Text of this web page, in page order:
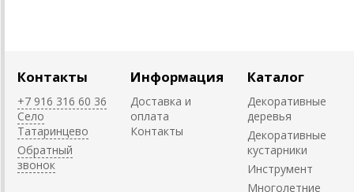
Контакты
+7 916 316 60 36
Село
Татаринцево
Обратный
звонок
Информация
Доставка и
оплата
Контакты
Каталог
Декоративные
деревья
Декоративные
кустарники
Инструмент
Многолетние